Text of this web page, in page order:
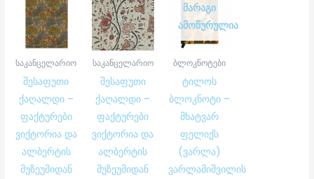
საკანცელარიო
შესაფუთი
ქაღალდი –
ფაქტურები
ვიქტორია და
ალბერტის
მუზეუმიდან
საკანცელარიო
შესაფუთი
ქაღალდი –
ფაქტურები
ვიქტორია და
ალბერტის
მუზეუმიდან
ᲛᲐᲠᲐᲒᲘ
ᲐᲛᲝᲬᲣᲠᲣᲚᲘᲐ
ბლოკნოტები
ტილოს
ბლოკნოტი –
მხატვარ
ფელიქს
(ვარლა)
ვარლამიშვილის